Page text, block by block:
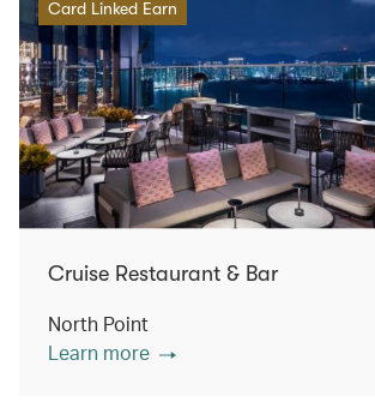
Card Linked Earn
Cruise Restaurant & Bar
North Point
Learn more